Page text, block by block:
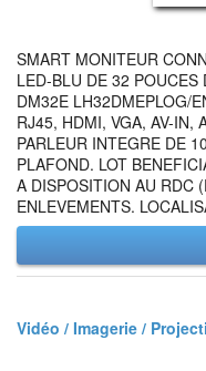
SMART MONITEUR
LED-BLU DE 32
DM32E LH32DMEPLOG/
RJ45, HDMI, VGA, AV-IN,
PARLEUR INTEGRE DE
PLAFOND. LOT
A DISPOSITION AU RDC
ENLEVEMENTS.
Vidéo / Imagerie /